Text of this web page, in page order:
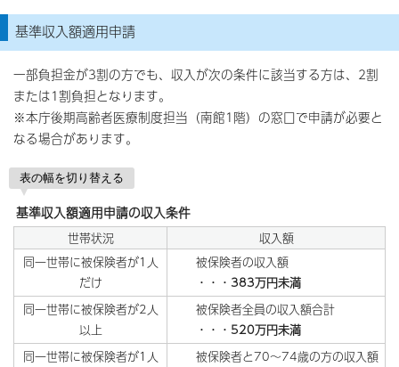
基準収入額適用申請
一部負担金が3割の方でも、収入が次の条件に該当する方は、2割
または1割負担となります。
※本庁後期高齢者医療制度担当（南館1階）の窓口で申請が必要と
なる場合があります。
表の幅を切り替える
基準収入額適用申請の収入条件
世帯状況
収入額
同一世帯に被保険者が1人
だけ
被保険者の収入額
・・・ 383万円未満
同一世帯に被保険者が2人
以上
被保険者全員の収入額合計
・・・ 520万円未満
同一世帯に被保険者が1人
被保険者と70～74歳の方の収入額